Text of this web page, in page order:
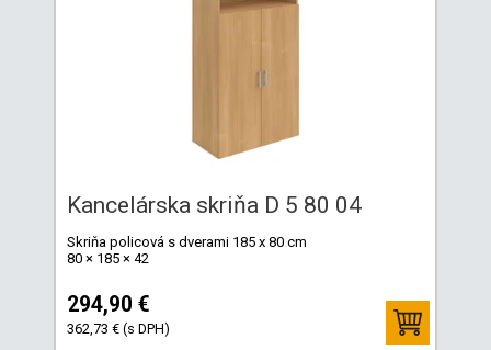
Kancelárska skriňa D 5 80 04
Skriňa policová s dverami 185 x 80 cm
80 × 185 × 42
294,90 €
362,73 € (s DPH)